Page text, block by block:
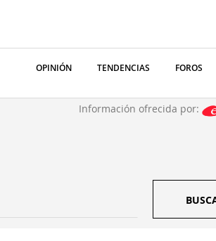
OPINIÓN TENDENCIAS FOROS
Información ofrecida por: